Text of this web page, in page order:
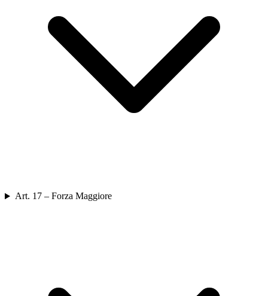
Art. 17 – Forza Maggiore